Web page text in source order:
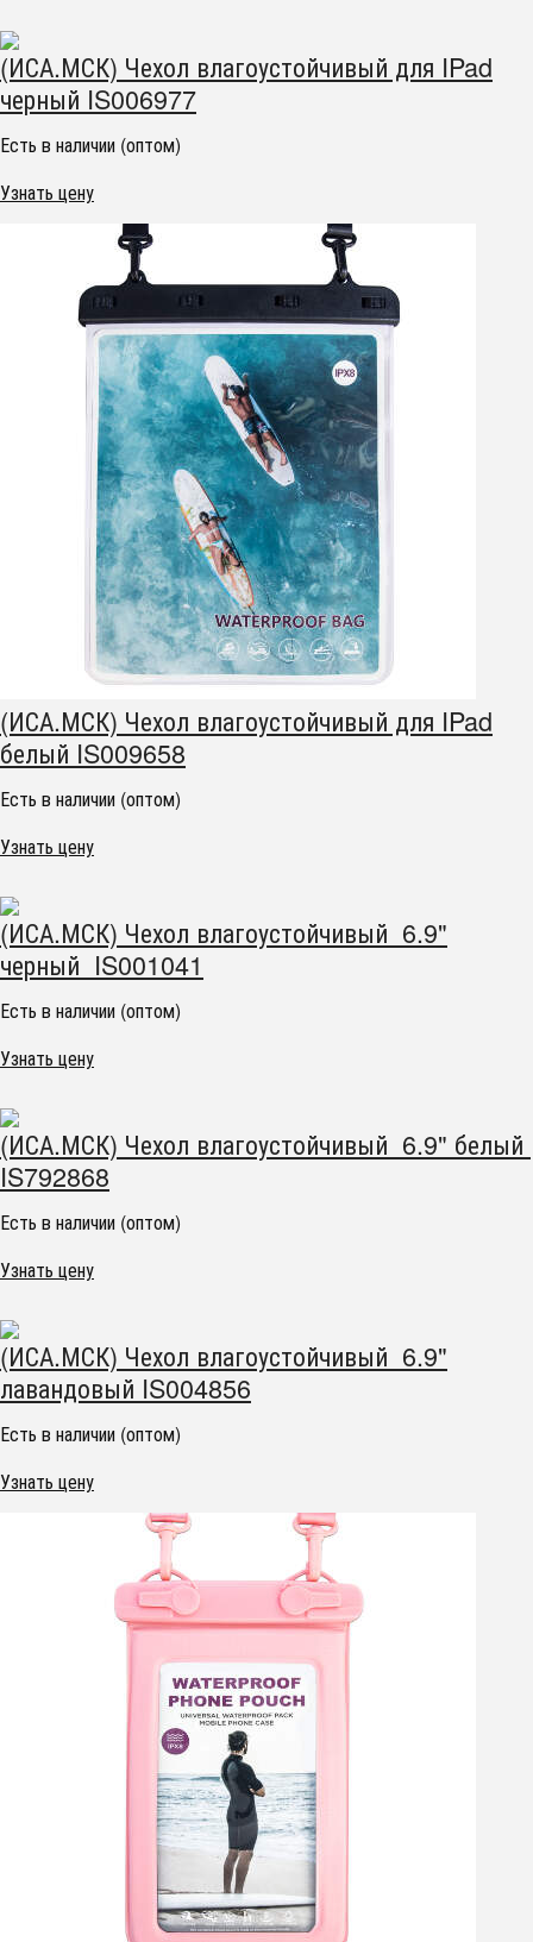
(ИСА.МСК) Чехол влагоустойчивый для IPad
черный IS006977
Есть в наличии (оптом)
Узнать цену
(ИСА.МСК) Чехол влагоустойчивый для IPad
белый IS009658
Есть в наличии (оптом)
Узнать цену
(ИСА.МСК) Чехол влагоустойчивый 6.9"
черный IS001041
Есть в наличии (оптом)
Узнать цену
(ИСА.МСК) Чехол влагоустойчивый 6.9" белый
IS792868
Есть в наличии (оптом)
Узнать цену
(ИСА.МСК) Чехол влагоустойчивый 6.9"
лавандовый IS004856
Есть в наличии (оптом)
Узнать цену